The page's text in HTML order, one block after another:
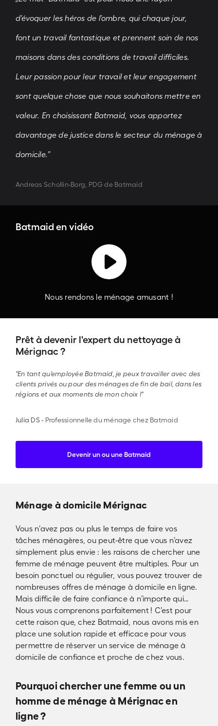
d'évoquer les héros de l'ombre, qui chaque jour,
font un travail fantastique et prennent soin de nos
maisons dans des conditions de travail difficiles.
Leur passion pour leur travail et leur engagement
sont quelque chose que nous souhaitons mettre en
valeur. En choisissant Batmaid, vous apportez
davantage de justice dans le secteur du ménage à
domicile.”
Andreas Schollin-Borg, PDG de Batmaid
Batmaid en vidéo
Nous rendons le ménage amusant !
Prêt à devenir l'expert du nettoyage à
Mérignac ?
"En tant qu'employée Batmaid, je peux travailler avec des
clients privés ou pour des ménages de fin de bail, dans les
régions et aux moments de mon choix !"
Julia DS- Professionnelle du ménage chez Batmaid
Devenir un ou une Batmaid
Ménage à domicile Mérignac
Vous n’avez pas ou plus le temps de faire vos
tâches ménagères, ou peut-être que vous n’avez
simplement plus envie : les raisons de chercher une
femme de ménage peuvent être multiples. Pour un
besoin ponctuel ou régulier, vous pouvez trouver de
nombreuses offres de ménage à domicile en ligne.
Mais difficile de faire confiance à n’importe qui…
Nous vous comprenons parfaitement ! C’est pour
cette raison que, chez Batmaid, nous avons mis en
place une solution rapide et efficace pour vous
permettre de réserver un service de ménage à
domicile de confiance et proche de chez vous.
Pourquoi chercher une femme ou un
homme de ménage à Mérignac en
ligne ?